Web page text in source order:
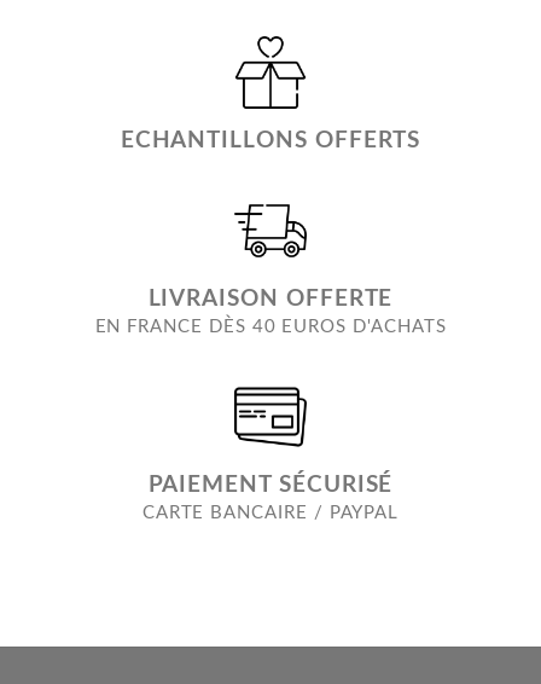
ECHANTILLONS OFFERTS
LIVRAISON OFFERTE
EN FRANCE DÈS 40 EUROS D'ACHATS
PAIEMENT SÉCURISÉ
CARTE BANCAIRE / PAYPAL